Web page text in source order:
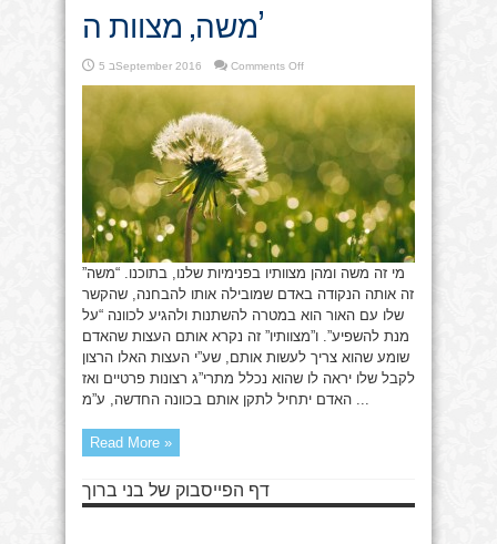
משה, מצוות ה’
5 בSeptember 2016 Comments Offon
מצוות
מי זה משה ומהן מצוותיו בפנימיות שלנו, בתוכנו. “משה”
זה אותה הנקודה באדם שמובילה אותו להבחנה, שהקשר
שלו עם האור הוא במטרה להשתנות ולהגיע לכוונה “על
מנת להשפיע”. ו”מצוותיו” זה נקרא אותם העצות שהאדם
שומע שהוא צריך לעשות אותם, שע”י העצות האלו הרצון
לקבל שלו יראה לו שהוא נכלל מתרי”ג רצונות פרטיים ואז
האדם יתחיל לתקן אותם בכוונה החדשה, ע”מ ...
Read More »
דף הפייסבוק של בני ברוך